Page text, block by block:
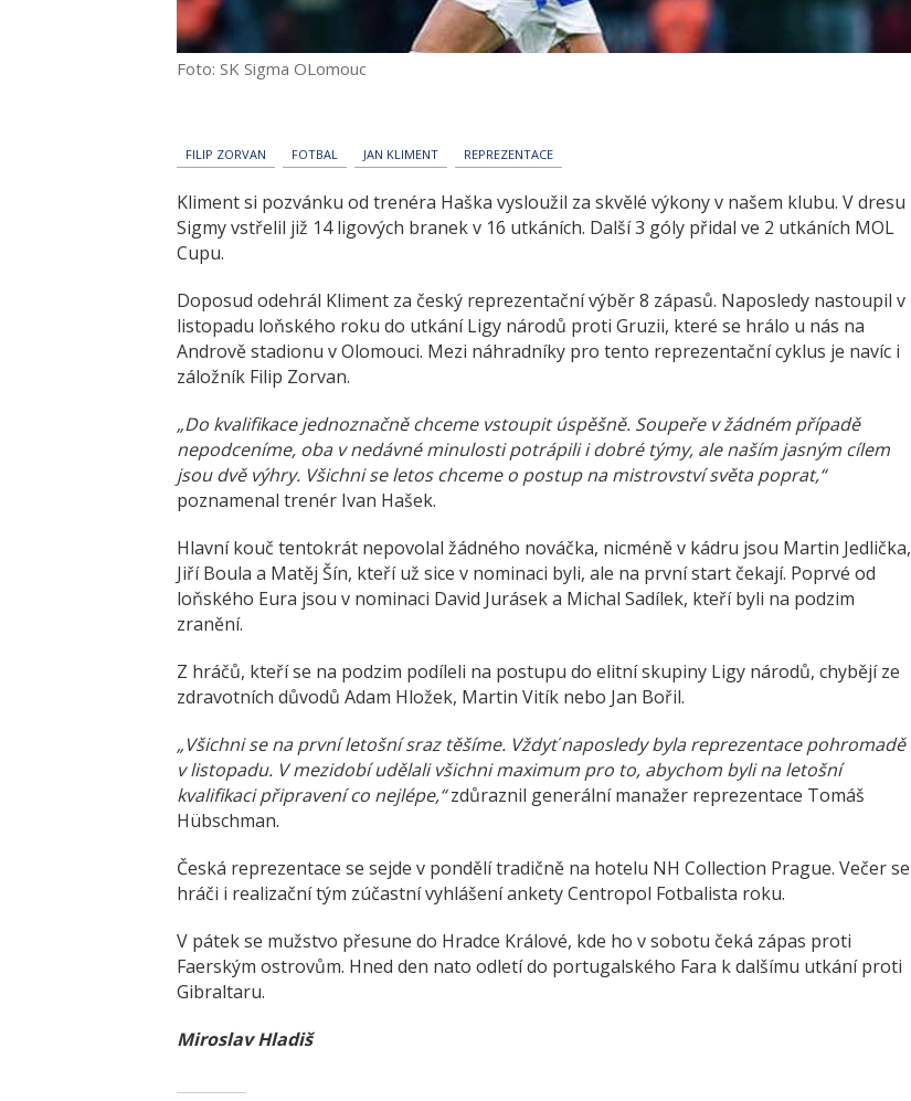
Foto: SK Sigma OLomouc
FILIP ZORVAN FOTBAL JAN KLIMENT REPREZENTACE
Kliment si pozvánku od trenéra Haška vysloužil za skvělé výkony v našem klubu. V dresu
Sigmy vstřelil již 14 ligových branek v 16 utkáních. Další 3 góly přidal ve 2 utkáních MOL
Cupu.
Doposud odehrál Kliment za český reprezentační výběr 8 zápasů. Naposledy nastoupil v
listopadu loňského roku do utkání Ligy národů proti Gruzii, které se hrálo u nás na
Andrově stadionu v Olomouci. Mezi náhradníky pro tento reprezentační cyklus je navíc i
záložník Filip Zorvan.
„Do kvalifikace jednoznačně chceme vstoupit úspěšně. Soupeře v žádném případě
nepodceníme, oba v nedávné minulosti potrápili i dobré týmy, ale naším jasným cílem
jsou dvě výhry. Všichni se letos chceme o postup na mistrovství světa poprat,“
poznamenal trenér Ivan Hašek.
Hlavní kouč tentokrát nepovolal žádného nováčka, nicméně v kádru jsou Martin Jedlička,
Jiří Boula a Matěj Šín, kteří už sice v nominaci byli, ale na první start čekají. Poprvé od
loňského Eura jsou v nominaci David Jurásek a Michal Sadílek, kteří byli na podzim
zranění.
Z hráčů, kteří se na podzim podíleli na postupu do elitní skupiny Ligy národů, chybějí ze
zdravotních důvodů Adam Hložek, Martin Vitík nebo Jan Bořil.
„Všichni se na první letošní sraz těšíme. Vždyť naposledy byla reprezentace pohromadě
v listopadu. V mezidobí udělali všichni maximum pro to, abychom byli na letošní
kvalifikaci připravení co nejlépe,“zdůraznil generální manažer reprezentace Tomáš
Hübschman.
Česká reprezentace se sejde v pondělí tradičně na hotelu NH Collection Prague. Večer se
hráči i realizační tým zúčastní vyhlášení ankety Centropol Fotbalista roku.
V pátek se mužstvo přesune do Hradce Králové, kde ho v sobotu čeká zápas proti
Faerským ostrovům. Hned den nato odletí do portugalského Fara k dalšímu utkání proti
Gibraltaru.
Miroslav Hladiš